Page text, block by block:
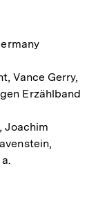
Vance Gerry,
Erzählband
Joachim